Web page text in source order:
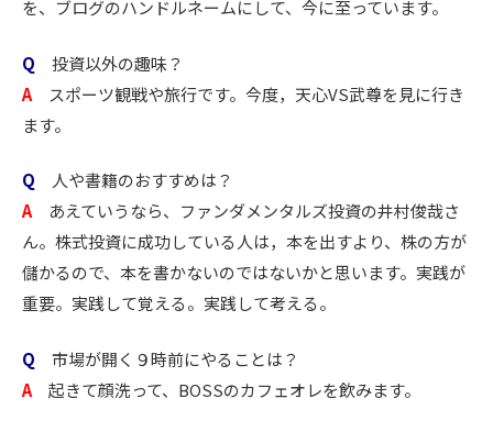
を、ブログのハンドルネームにして、今に至っています。
Q 投資以外の趣味？
A
スポーツ観戦や旅行です。今度，天心VS武尊を見に行き
ます。
Q 人や書籍のおすすめは？
A
あえていうなら、ファンダメンタルズ投資の井村俊哉さ
ん。株式投資に成功している人は，本を出すより、株の方が
儲かるので、本を書かないのではないかと思います。実践が
重要。実践して覚える。実践して考える。
Q 市場が開く９時前にやることは？
A
起きて顔洗って、BOSSのカフェオレを飲みます。